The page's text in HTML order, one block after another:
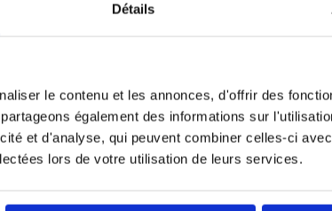
Détails
le contenu et les annonces, d'offrir des
également des informations sur
et d'analyse, qui peuvent combiner celles-ci
lors de votre utilisation de leurs services.